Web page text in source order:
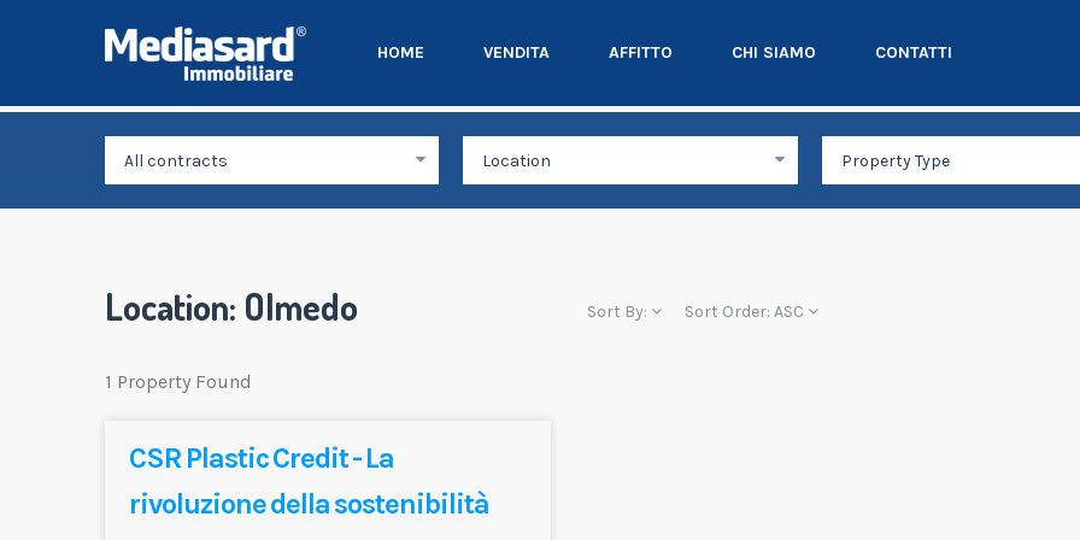
HOME VENDITA AFFITTO CHI SIAMO CONTATTI
Location: Olmedo Sort By: Sort Order: ASC
1 Property Found
CSR Plastic Credit - La
rivoluzione della sostenibilità